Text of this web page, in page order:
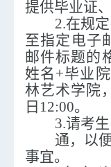
提供毕业证
2.在规
至指定电子
邮件标题的
姓名 +毕业
林艺术学院，
日12:00。
3.请考
通，以
事宜。